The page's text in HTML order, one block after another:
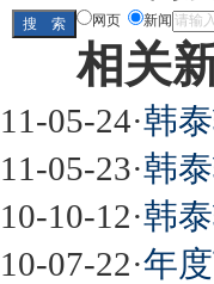
网页 新闻
相关
11-05-24·韩
11-05-23·韩
10-10-12·韩
10-07-22·年